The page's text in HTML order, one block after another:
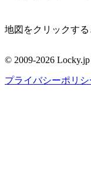
地図をクリックす
周辺の停留所
© 2009-2026 Locky.jp
プライバシーポリシ